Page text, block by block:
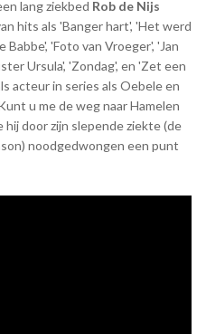
lang ziekbed Rob de Nijs
hits als 'Banger hart', 'Het werd
Babbe', 'Foto van Vroeger', 'Jan
Ursula', 'Zondag', en 'Zet een
acteur in series als Oebele en
u me de weg naar Hamelen
door zijn slepende ziekte (de
noodgedwongen een punt